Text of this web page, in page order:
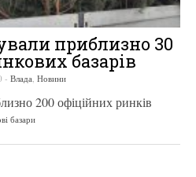
приблизно 30
базарів
- Влада, Новини
200 офіційних ринків
базари